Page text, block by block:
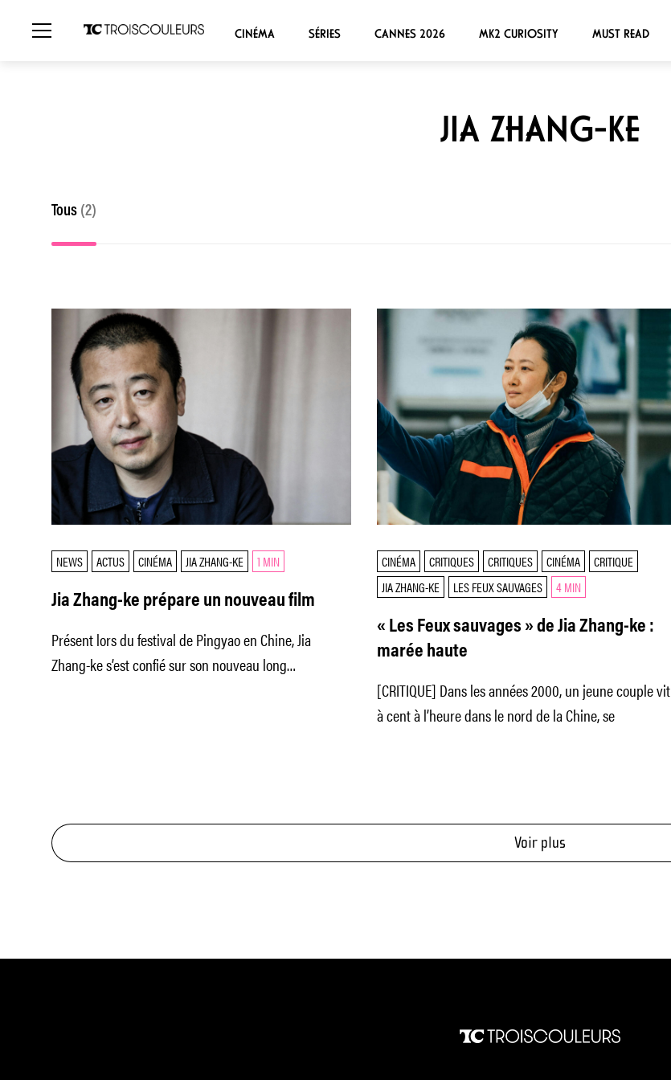
CINÉMA SÉRIES CANNES 2026 MK2 CURIOSITY MUST READ
JIA ZHANG-KE
Tous (2)
NEWS ACTUS CINÉMA JIA ZHANG-KE 1 MIN
Jia Zhang-ke prépare un nouveau film
Présent lors du festival de Pingyao en Chine, Jia
Zhang-ke s’est confié sur son nouveau long
CINÉMA CRITIQUES CRITIQUES CINÉMA
CRITIQUE
JIA ZHANG-KE
LES FEUX SAUVAGES 4 MIN
« Les Feux sauvages » de Jia Zhang-ke :
marée haute
[CRITIQUE] Dans les années 2000, un jeune couple vit
à cent à l’heure dans le nord de la Chine, se
Voir plus